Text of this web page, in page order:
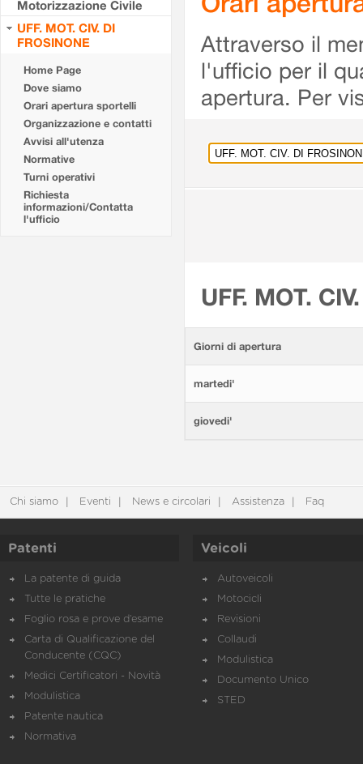
Motorizzazione Civile
UFF. MOT. CIV. DI
FROSINONE
Home Page
Dove siamo
Orari apertura sportelli
Organizzazione e contatti
Avvisi all'utenza
Normative
Turni operativi
Richiesta
informazioni/Contatta
l'ufficio
Attraverso il
l'ufficio per il
apertura. Per
UFF. MOT.
Giorni di apertura
martedi'
giovedi'
Chi siamo Eventi News e circolari Assistenza Faq
Patenti
La patente di guida
Tutte le pratiche
Foglio rosa e prove d’esame
Carta di Qualificazione del
Conducente (CQC)
Medici Certificatori - Novità
Modulistica
Patente nautica
Normativa
Veicoli
Autoveicoli
Motocicli
Revisioni
Collaudi
Modulistica
Documento Unico
STED